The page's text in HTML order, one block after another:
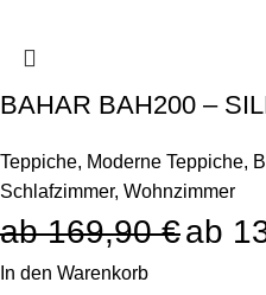
BAHAR BAH200 –
Teppiche, Moderne Teppiche,
Schlafzimmer, Wohnzimmer
169,90€
In den Warenkorb